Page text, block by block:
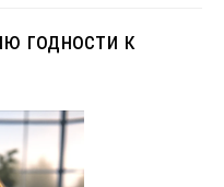
годности к